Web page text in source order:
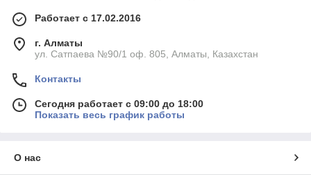
Работает с 17.02.2016
г. Алматы
ул. Сатпаева №90/1 оф. 805, Алматы, Казахстан
Контакты
Сегодня работает с 09:00 до 18:00
Показать весь график работы
О нас